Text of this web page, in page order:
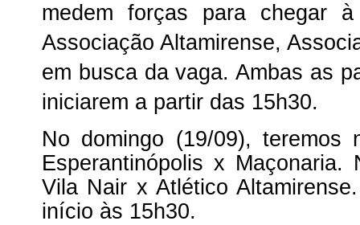
medem forças para chegar
Associação Altamirense,
em busca da vaga. Ambas as
iniciarem a partir das 15h30.
No domingo (19/09), teremos
Esperantinópolis x Maçonaria.
Vila Nair x Atlético
início às 15h30.